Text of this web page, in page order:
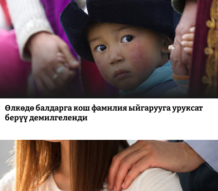
Өлкөдө балдарга кош фамилия ыйгарууга уруксат
берүү демилгеленди